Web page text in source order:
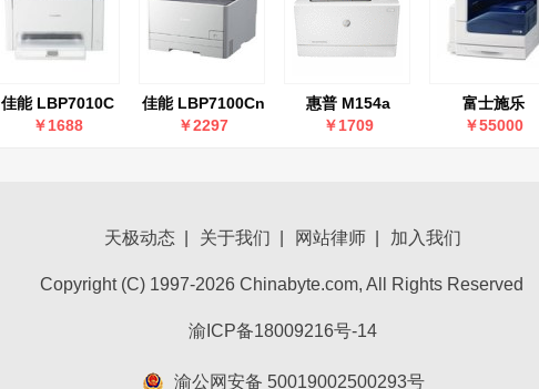
佳能 LBP7010C
￥1688
佳能 LBP7100Cn
￥2297
惠普 M154a
￥1709
富士施乐
DocuPrint
￥55000
天极动态 关于我们 网站律师 加入我们
Copyright (C) 1997-2026 Chinabyte.com, All Rights Reserved
渝ICP备18009216号-14
渝公网安备 50019002500293号